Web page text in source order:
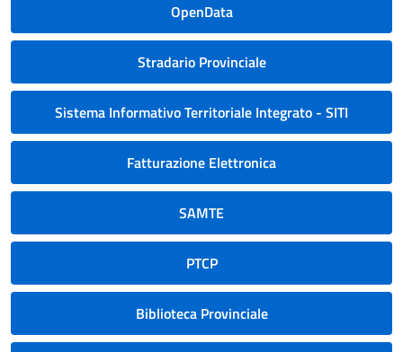
OpenData
Stradario Provinciale
Sistema Informativo Territoriale Integrato - SITI
Fatturazione Elettronica
SAMTE
PTCP
Biblioteca Provinciale